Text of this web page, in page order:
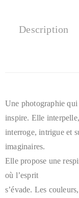
Description
Une photographie qui
inspire. Elle interpelle,
interroge, intrigue et
imaginaires.
Elle propose une
où l’esprit
s’évade. Les